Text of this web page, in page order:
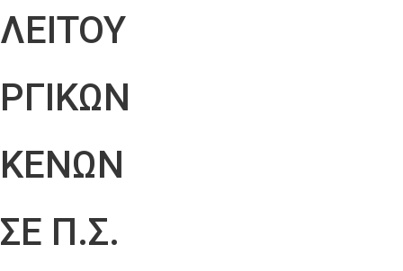
ΛΕΙΤΟΥ
ΡΓΙΚΩΝ
ΚΕΝΩΝ
ΣΕ Π.Σ.